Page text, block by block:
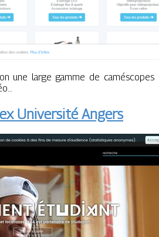
une large gamme de caméscopes
Université Angers